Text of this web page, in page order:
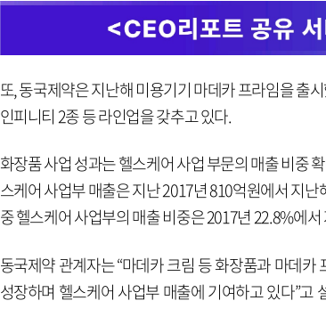
또, 동국제약은 지난해 미용기기 마데카 프라임을 출
인피니티 2종 등 라인업을 갖추고 있다.
화장품 사업 성과는 헬스케어 사업 부문의 매출 비중
스케어 사업부 매출은 지난 2017년 810억원에서 지
중 헬스케어 사업부의 매출 비중은 2017년 22.8%에
동국제약 관계자는 “마데카 크림 등 화장품과 마데
성장하며 헬스케어 사업부 매출에 기여하고 있다”고